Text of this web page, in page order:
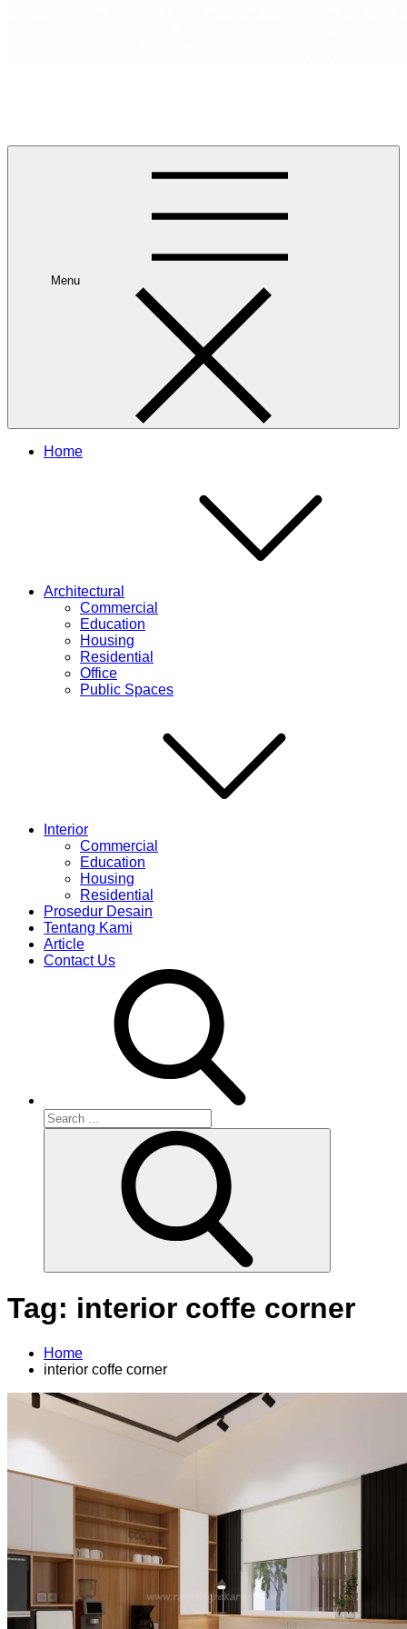
Menu
Home
Architectural
Commercial
Education
Housing
Residential
Office
Public Spaces
Interior
Commercial
Education
Housing
Residential
Prosedur Desain
Tentang Kami
Article
Contact Us
Search
for:
Tag: interior coffe corner
Home
interior coffe corner